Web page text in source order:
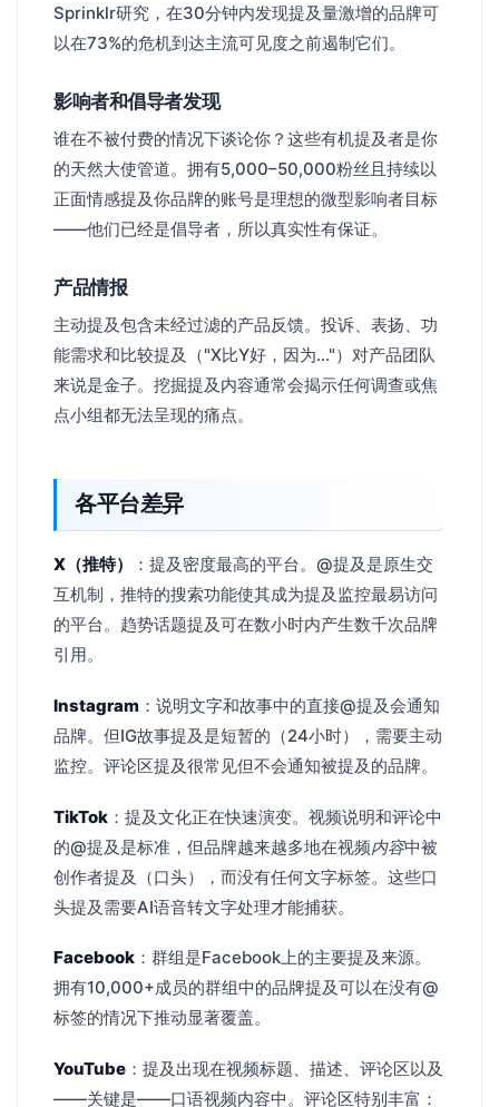
Sprinklr研究，在30分钟内发现提及量激增的品牌可
以在73%的危机到达主流可见度之前遏制它们。
影响者和倡导者发现
谁在不被付费的情况下谈论你？这些有机提及者是你
的天然大使管道。拥有5,000–50,000粉丝且持续以
正面情感提及你品牌的账号是理想的微型影响者目标
——他们已经是倡导者，所以真实性有保证。
产品情报
主动提及包含未经过滤的产品反馈。投诉、表扬、功
能需求和比较提及（"X比Y好，因为..."）对产品团队
来说是金子。挖掘提及内容通常会揭示任何调查或焦
点小组都无法呈现的痛点。
各平台差异
X（推特）
：提及密度最高的平台。@提及是原生交
互机制，推特的搜索功能使其成为提及监控最易访问
的平台。趋势话题提及可在数小时内产生数千次品牌
引用。
Instagram ：说明文字和故事中的直接@提及会通知
品牌。但IG故事提及是短暂的（24小时），需要主动
监控。评论区提及很常见但不会通知被提及的品牌。
TikTok ：提及文化正在快速演变。视频说明和评论中
的@提及是标准，但品牌越来越多地在视频内容中被
创作者提及（口头），而没有任何文字标签。这些口
头提及需要AI语音转文字处理才能捕获。
Facebook ：群组是Facebook上的主要提及来源。
拥有10,000+成员的群组中的品牌提及可以在没有@
标签的情况下推动显著覆盖。
YouTube ：提及出现在视频标题、描述、评论区以及
——关键是——口语视频内容中。评论区特别丰富：